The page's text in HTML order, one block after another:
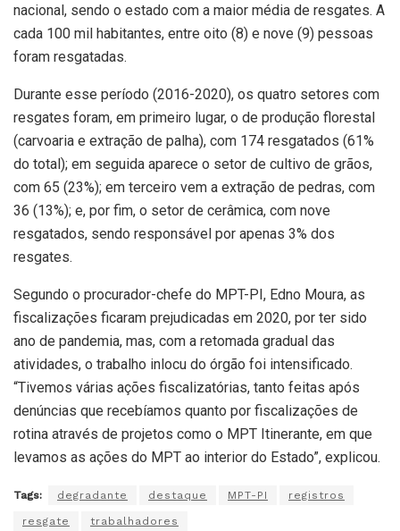
nacional, sendo o estado com a maior média de resgates. A
cada 100 mil habitantes, entre oito (8) e nove (9) pessoas
foram resgatadas.
Durante esse período (2016-2020), os quatro setores com
resgates foram, em primeiro lugar, o de produção florestal
(carvoaria e extração de palha), com 174 resgatados (61%
do total); em seguida aparece o setor de cultivo de grãos,
com 65 (23%); em terceiro vem a extração de pedras, com
36 (13%); e, por fim, o setor de cerâmica, com nove
resgatados, sendo responsável por apenas 3% dos
resgates.
Segundo o procurador-chefe do MPT-PI, Edno Moura, as
fiscalizações ficaram prejudicadas em 2020, por ter sido
ano de pandemia, mas, com a retomada gradual das
atividades, o trabalho inlocu do órgão foi intensificado.
“Tivemos várias ações fiscalizatórias, tanto feitas após
denúncias que recebíamos quanto por fiscalizações de
rotina através de projetos como o MPT Itinerante, em que
levamos as ações do MPT ao interior do Estado”, explicou.
Tags: degradante destaque MPT-PI registros
resgate trabalhadores